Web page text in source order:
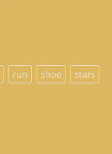
run shoe
stars